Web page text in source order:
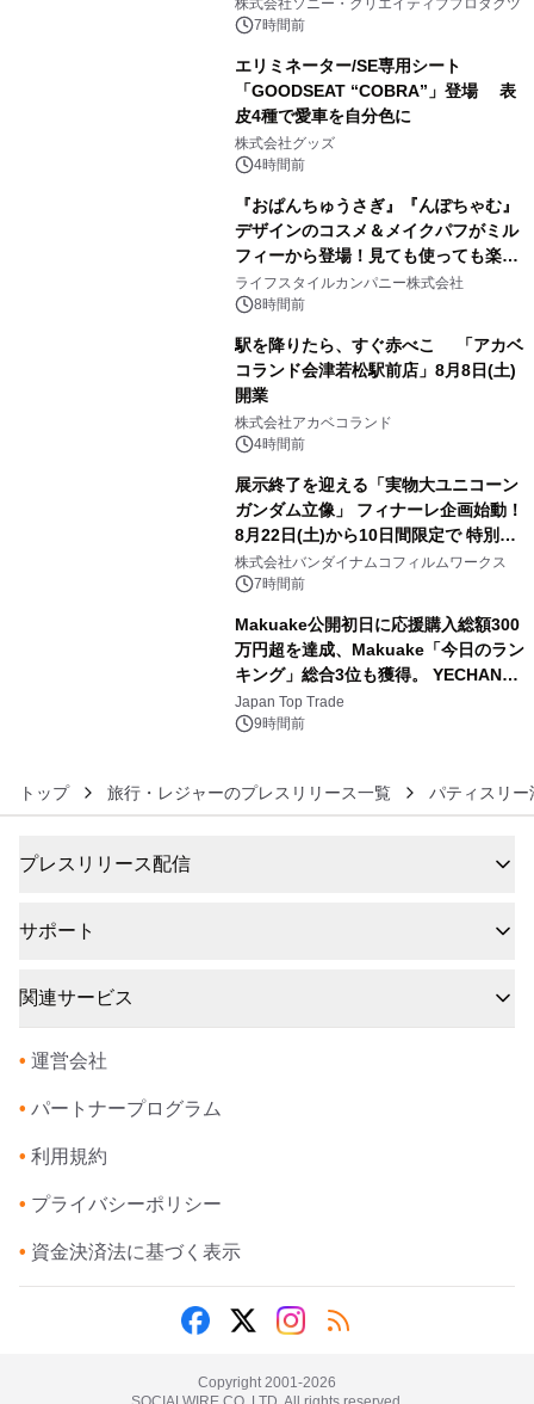
7時間前
エリミネーター/SE専用シート
「GOODSEAT “COBRA”」登場 表
皮4種で愛車を自分色に
株式会社グッズ
4時間前
『おぱんちゅうさぎ』『んぽちゃむ』
デザインのコスメ＆メイクパフがミル
フィーから登場！見ても使っても楽し
い、ポップでキュートなコレクショ
ン。
ライフスタイルカンパニー株式会社
8時間前
駅を降りたら、すぐ赤べこ 「アカベ
コランド会津若松駅前店」8月8日(土)
開業
株式会社アカベコランド
4時間前
展示終了を迎える「実物大ユニコーン
ガンダム立像」 フィナーレ企画始動！
8月22日(土)から10日間限定で 特別映
像『UNICORN GUNDAM Statue ―
BEYOND POSSIBILITY ―』を上映！
株式会社バンダイナムコフィルムワークス
7時間前
Makuake公開初日に応援購入総額300
万円超を達成、Makuake「今日のラン
キング」総合3位も獲得。 YECHAN音
浴シンギングボウル第2弾の大型サイ
ズ（XL・2XL・3XL）を先行販売中
Japan Top Trade
9時間前
トップ 旅行・レジャーのプレスリリース一覧 パティスリー
プレスリリース配信
サポート
関連サービス
• 運営会社
• パートナープログラム
• 利用規約
• プライバシーポリシー
• 資金決済法に基づく表示
Copyright 2001-2026